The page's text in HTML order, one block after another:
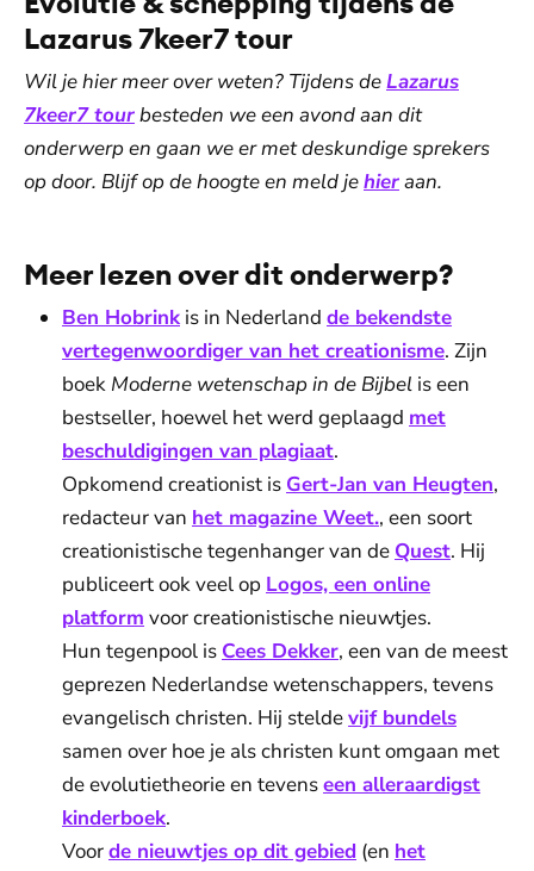
Lazarus 7keer7 tour
Wil je hier meer over weten? Tijdens deLazarus
7keer7 tourbesteden we een avond aan dit
onderwerp en gaan we er met deskundige sprekers
op door. Blijf op de hoogte en meld jehieraan.
Meer lezen over dit onderwerp?
Ben Hobrink is in Nederland de bekendste
vertegenwoordiger van het creationisme. Zijn
boek Moderne wetenschap in de Bijbel is een
bestseller, hoewel het werd geplaagd met
beschuldigingen van plagiaat.
Opkomend creationist is Gert-Jan van Heugten,
redacteur van het magazine Weet., een soort
creationistische tegenhanger van de Quest. Hij
publiceert ook veel op Logos, een online
platform voor creationistische nieuwtjes.
Hun tegenpool is Cees Dekker, een van de meest
geprezen Nederlandse wetenschappers, tevens
evangelisch christen. Hij steldevijf bundels
samen over hoe je als christen kunt omgaan met
de evolutietheorie en tevenseen alleraardigst
kinderboek.
Voorde nieuwtjes op dit gebied (en het